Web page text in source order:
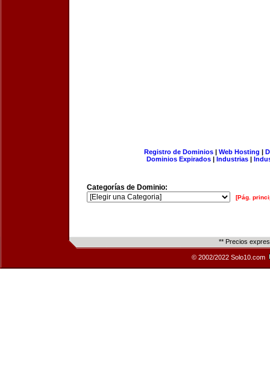
Registro de Dominios| Web Hosting |
Dominios Expirados | Industrias |
Categorías de Dominio:
[Pág.
** Precios
© 2002/2022 Solo10.com